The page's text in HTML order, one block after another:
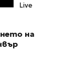
Live
на